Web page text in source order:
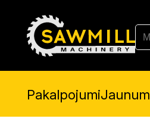
Pakalpojumi